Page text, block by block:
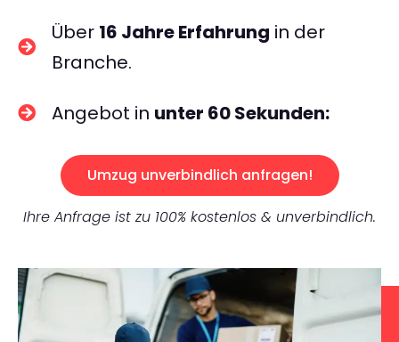
Über 16 Jahre Erfahrung in der
Branche.
Angebot in unter 60 Sekunden:
Umzug unverbindlich anfragen!
Ihre Anfrage ist zu 100% kostenlos & unverbindlich.